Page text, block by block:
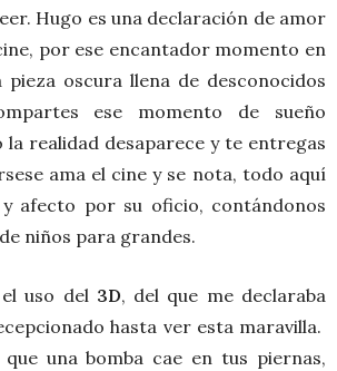
Hugo es una declaración de amor
por ese encantador momento en
oscura llena de desconocidos
ese momento de sueño
la realidad desaparece y te entregas
ama el cine y se nota, todo aquí
afecto por su oficio, contándonos
niños para grandes.
uso del3D, del que me declaraba
hasta ver esta maravilla.
una bomba cae en tus piernas,